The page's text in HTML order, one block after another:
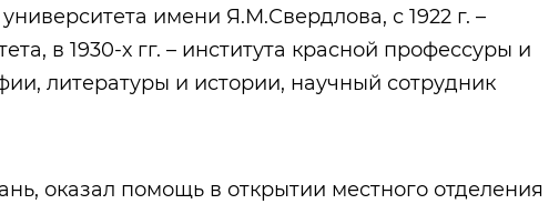
имени Я.М.Свердлова, с 1922 г. –
в 1930-х гг. – института красной профессуры и
литературы и истории, научный сотрудник
оказал помощь в открытии местного отделения